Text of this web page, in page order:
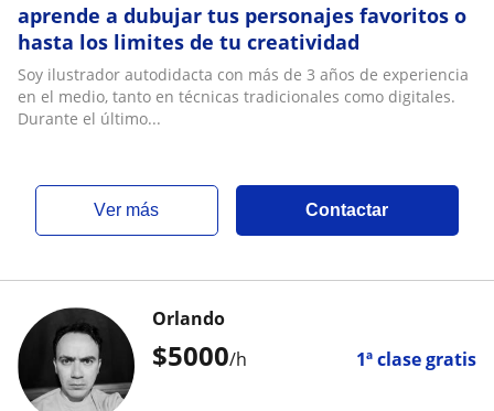
aprende a dubujar tus personajes favoritos o
hasta los limites de tu creatividad
Soy ilustrador autodidacta con más de 3 años de experiencia
en el medio, tanto en técnicas tradicionales como digitales.
Durante el último...
ver más Contactar
$5000/h 1ª clase gratis
Orlando